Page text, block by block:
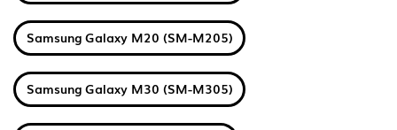
Samsung Galaxy M20 (SM-M205)
Samsung Galaxy M30 (SM-M305)